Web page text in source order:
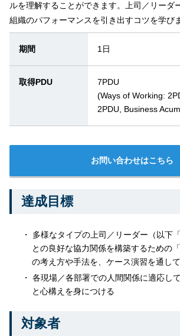
ルを理解することができます。上司／リーダ
組織のパフォーマンスを引き出すコツを学び
期間 1日
取得PDU
7PDU
(Ways of Working:
2PDU, Business
お問い合わせはこちら
達成目標
多様なタイプの上司／リーダー （以下
との良好な協力関係を構築するための
の考え方や手法を、ケース演習を通し
各現場／各部署での人間関係に適応し
と心構えを身につける
対象者